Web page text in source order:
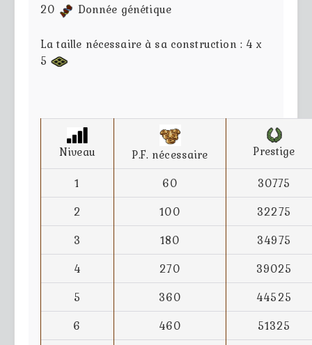
20
Donnée génétique
La taille nécessaire à sa construction : 4 x
5
Niveau P.F. nécessaire
Prestige
1
60
30775
2
100
32275
3
180
34975
4
270
39025
5
360
44525
6
460
51325